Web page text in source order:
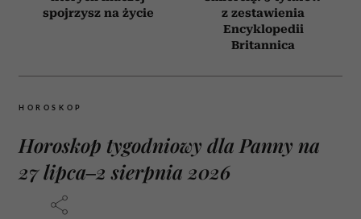
spojrzysz na życie
z zestawienia
Encyklopedii
Britannica
HOROSKOP
Horoskop tygodniowy dla Panny na
27 lipca–2 sierpnia 2026